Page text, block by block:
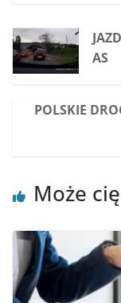
AS
POLSKIE
Może